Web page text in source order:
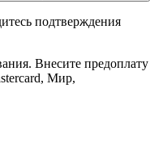
подтверждения
Внесите предоплату
Мир,